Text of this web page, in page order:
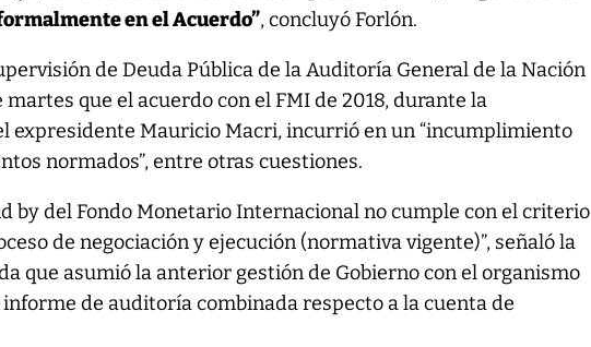
en el Acuerdo”, concluyó Forlón.
de Deuda Pública de la Auditoría General de la Nación
martes que el acuerdo con el FMI de 2018, durante la
expresidente Mauricio Macri, incurrió en un “incumplimiento
normados”, entre otras cuestiones.
by del Fondo Monetario Internacional no cumple con el criterio
de negociación y ejecución (normativa vigente)”, señaló la
que asumió la anterior gestión de Gobierno con el organismo
de auditoría combinada respecto a la cuenta de